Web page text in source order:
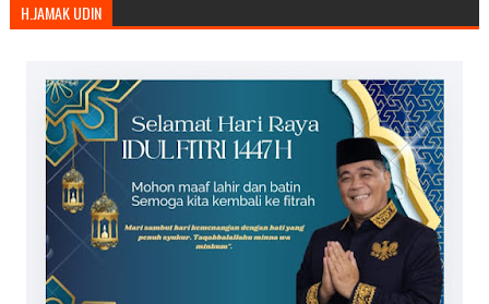
H.JAMAK UDIN